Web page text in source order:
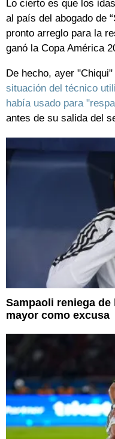
Lo cierto es que los
al país del abogado de
pronto arreglo para la
ganó la Copa América
De hecho, ayer "Chiqui"
situación del técnico
había usado para
antes de su salida del
Sampaoli reniega de
mayor como excusa